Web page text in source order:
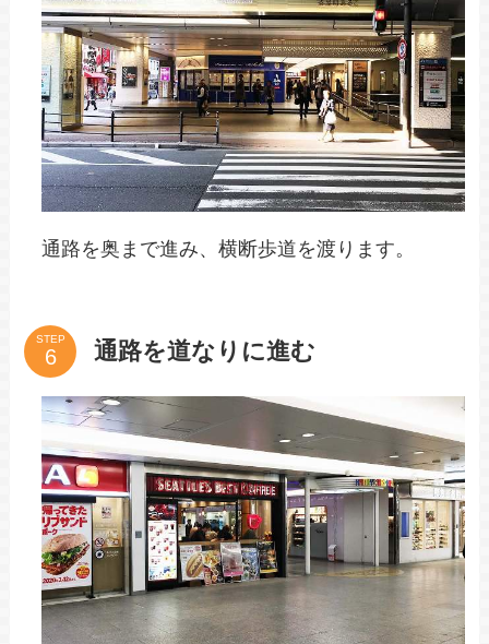
通路を奥まで進み、横断歩道を渡ります。
STEP 通路を道なりに進む